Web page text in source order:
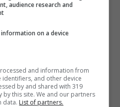
sostegno, il cantante
è sempre
pur trovandosi
Parliamo delfratello
audience research and
on a device
and information from
identifiers, and other device
by and shared with 319
by this site. We and our partners
data. List of partners.